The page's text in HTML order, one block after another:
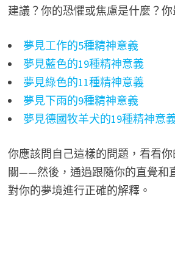
建議？你的恐懼或焦慮是什麼？
夢見工作的5種精神意義
夢見藍色的19種精神意義
夢見綠色的11種精神意義
夢見下雨的9種精神意義
夢見德國牧羊犬的19種精神意
你應該問自己這樣的問題，看看
關——然後，通過跟隨你的直覺和
對你的夢境進行正確的解釋。